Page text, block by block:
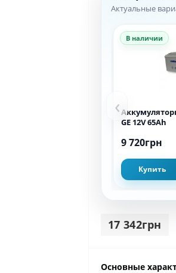
Актуальные
‹
В наличии
GE 12V 65Ah
9 720грн
Купить
17 342грн
Основные